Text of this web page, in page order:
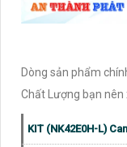
Dòng sản phẩm
Chất Lượng bạn nên
KIT (NK42E0H-L)